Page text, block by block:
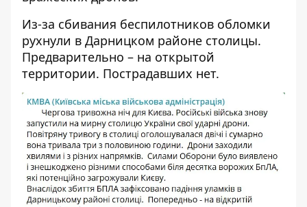
Из-за сбивания беспилотников обломки
рухнули в Дарницком районе столицы.
Предварительно – на открытой
территории. Пострадавших нет.